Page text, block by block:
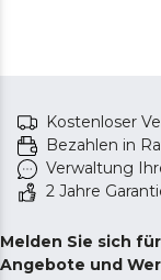
Kostenloser
Bezahlen in
Verwaltung
2 Jahre
Melden Sie sich
Angebote und